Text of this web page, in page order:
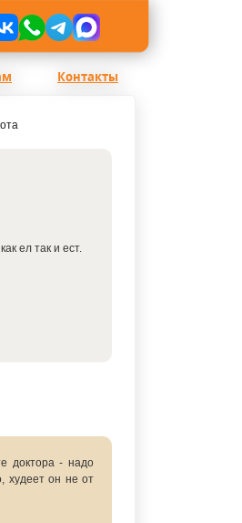
Контакты
ел так и ест.
доктора - надо
худеет он не от